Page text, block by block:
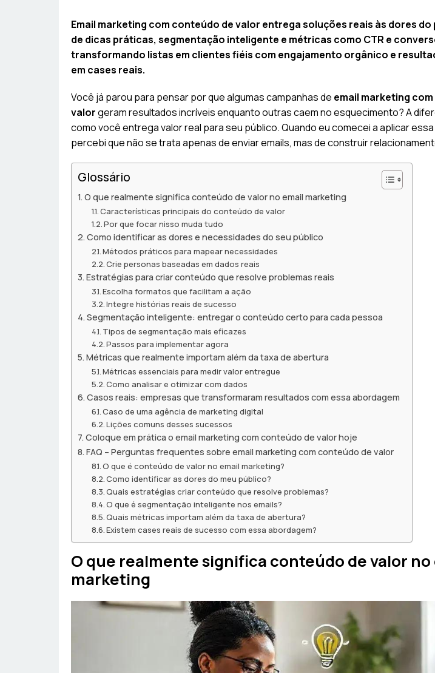
Email marketing com conteúdo de valor entrega soluções reais às dores do
de dicas práticas, segmentação inteligente e métricas como CTR e
transformando listas em clientes fiéis com engajamento orgânico e
em cases reais.
Você já parou para pensar por que algumas campanhas de email marketing
valorgeram resultados incríveis enquanto outras caem no esquecimento? A
como você entrega valor real para seu público. Quando eu comecei a aplicar
percebi que não se trata apenas de enviar emails, mas de construir
Glossário
O que realmente significa conteúdo de valor no email marketing
Características principais do conteúdo de valor
Por que focar nisso muda tudo
Como identificar as dores e necessidades do seu público
Métodos práticos para mapear necessidades
Crie personas baseadas em dados reais
Estratégias para criar conteúdo que resolve problemas reais
Escolha formatos que facilitam a ação
Integre histórias reais de sucesso
Segmentação inteligente: entregar o conteúdo certo para cada pessoa
Tipos de segmentação mais eficazes
Passos para implementar agora
Métricas que realmente importam além da taxa de abertura
Métricas essenciais para medir valor entregue
Como analisar e otimizar com dados
Casos reais: empresas que transformaram resultados com essa abordagem
Caso de uma agência de marketing digital
Lições comuns desses sucessos
Coloque em prática o email marketing com conteúdo de valor hoje
FAQ – Perguntas frequentes sobre email marketing com conteúdo de valor
O que é conteúdo de valor no email marketing?
Como identificar as dores do meu público?
Quais estratégias criar conteúdo que resolve problemas?
O que é segmentação inteligente nos emails?
Quais métricas importam além da taxa de abertura?
Existem cases reais de sucesso com essa abordagem?
O que realmente significa conteúdo de valor no
marketing